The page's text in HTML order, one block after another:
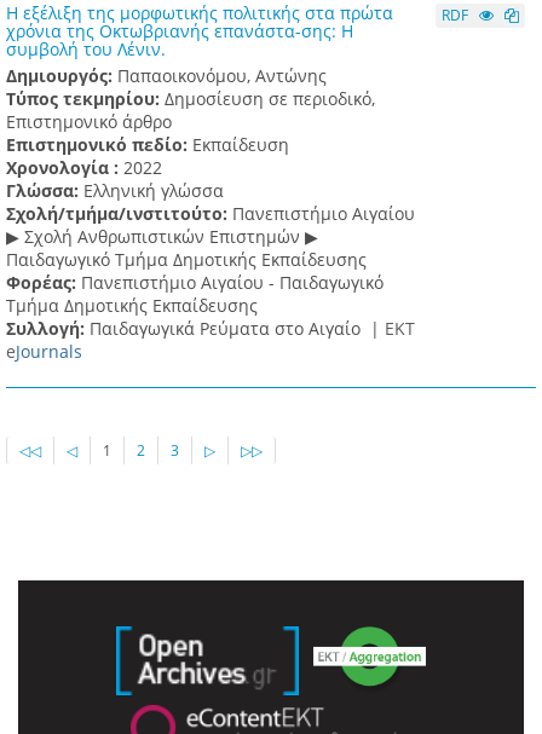
Η εξέλιξη της μορφωτικής πολιτικής στα πρώτα
χρόνια της Οκτωβριανής επανάστα-σης: Η
συμβολή του Λένιν.
Δημιουργός: Παπαοικονόμου, Αντώνης
Τύπος τεκμηρίου: Δημοσίευση σε περιοδικό,
Επιστημονικό άρθρο
Επιστημονικό πεδίο: Εκπαίδευση
Χρονολογία : 2022
Γλώσσα: Ελληνική γλώσσα
Σχολή/τμήμα/ινστιτούτο: Πανεπιστήμιο Αιγαίου
▶ Σχολή Ανθρωπιστικών Επιστημών ▶
Παιδαγωγικό Τμήμα Δημοτικής Εκπαίδευσης
Φορέας: Πανεπιστήμιο Αιγαίου - Παιδαγωγικό
Τμήμα Δημοτικής Εκπαίδευσης
Συλλογή: Παιδαγωγικά Ρεύματα στο Αιγαίο | ΕΚΤ
eJournals
RDF
◁◁ ◁ 1 2 3 ▷ ▷▷